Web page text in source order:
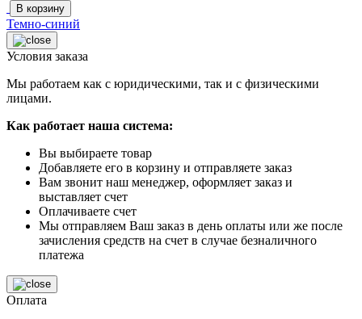
В корзину
Темно-синий
Условия заказа
Мы работаем как с юридическими, так и с физическими
лицами.
Как работает наша система:
Вы выбираете товар
Добавляете его в корзину и отправляете заказ
Вам звонит наш менеджер, оформляет заказ и
выставляет счет
Оплачиваете счет
Мы отправляем Ваш заказ в день оплаты или же после
зачисления средств на счет в случае безналичного
платежа
Оплата